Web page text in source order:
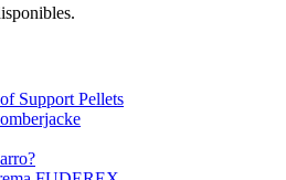
Support Pellets